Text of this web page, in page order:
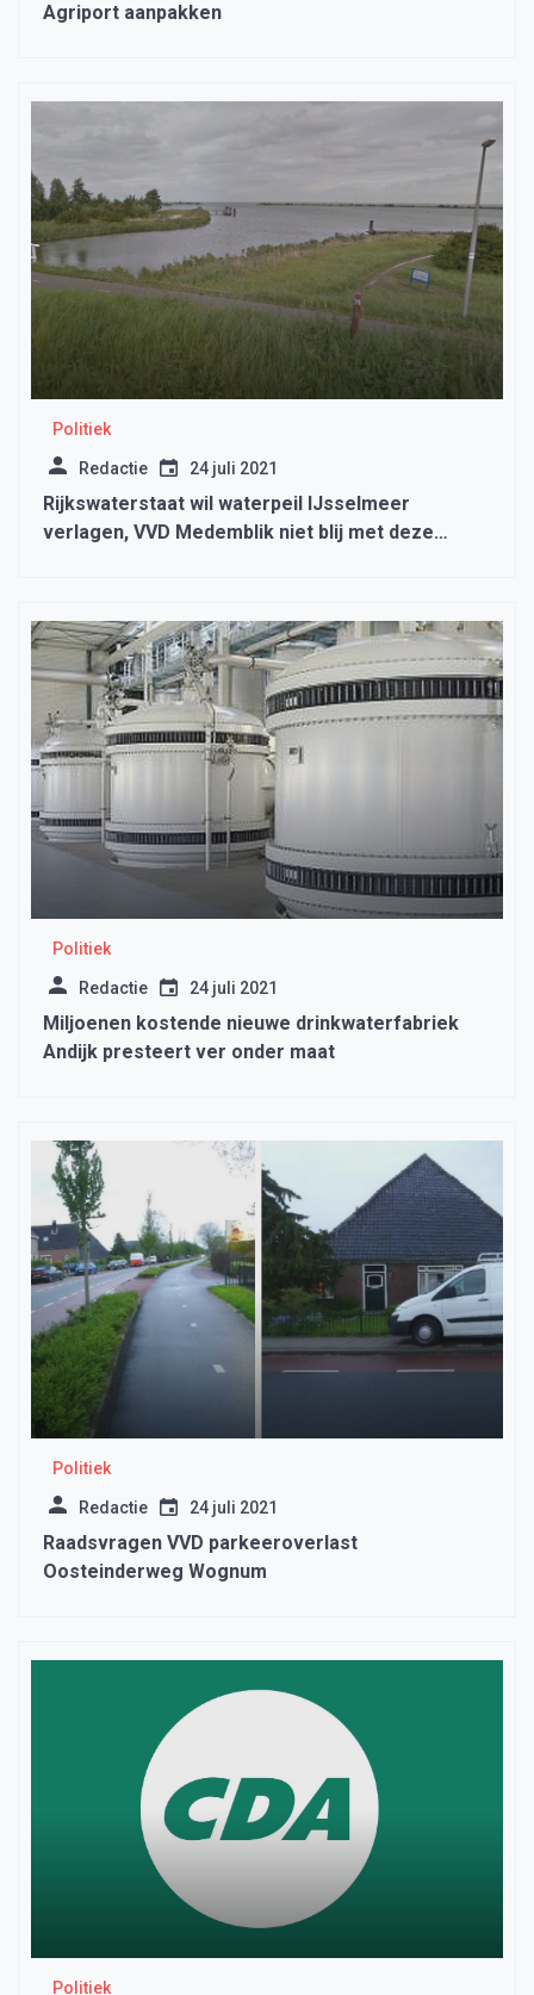
Agriport aanpakken
Politiek
Redactie 24 juli 2021
Rijkswaterstaat wil waterpeil IJsselmeer
verlagen, VVD Medemblik niet blij met deze
Politiek
Redactie 24 juli 2021
Miljoenen kostende nieuwe drinkwaterfabriek
Andijk presteert ver onder maat
Politiek
Redactie 24 juli 2021
Raadsvragen VVD parkeeroverlast
Oosteinderweg Wognum
Politiek